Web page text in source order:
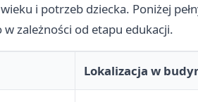
i potrzeb dziecka. Poniżej
zależności od etapu edukacji.
Lokalizacja w